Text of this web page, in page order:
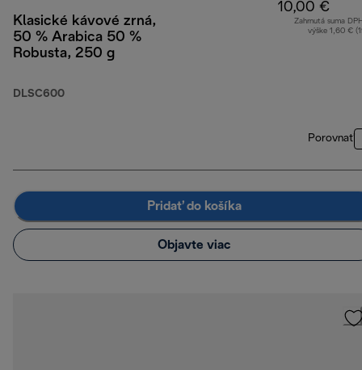
Klasické kávové zrná,
50 % Arabica 50 %
Robusta, 250 g
DLSC600
10,00 €
Zahrnutá suma
výške 1,60 €
Porovnať
Pridať do košíka
Objavte viac